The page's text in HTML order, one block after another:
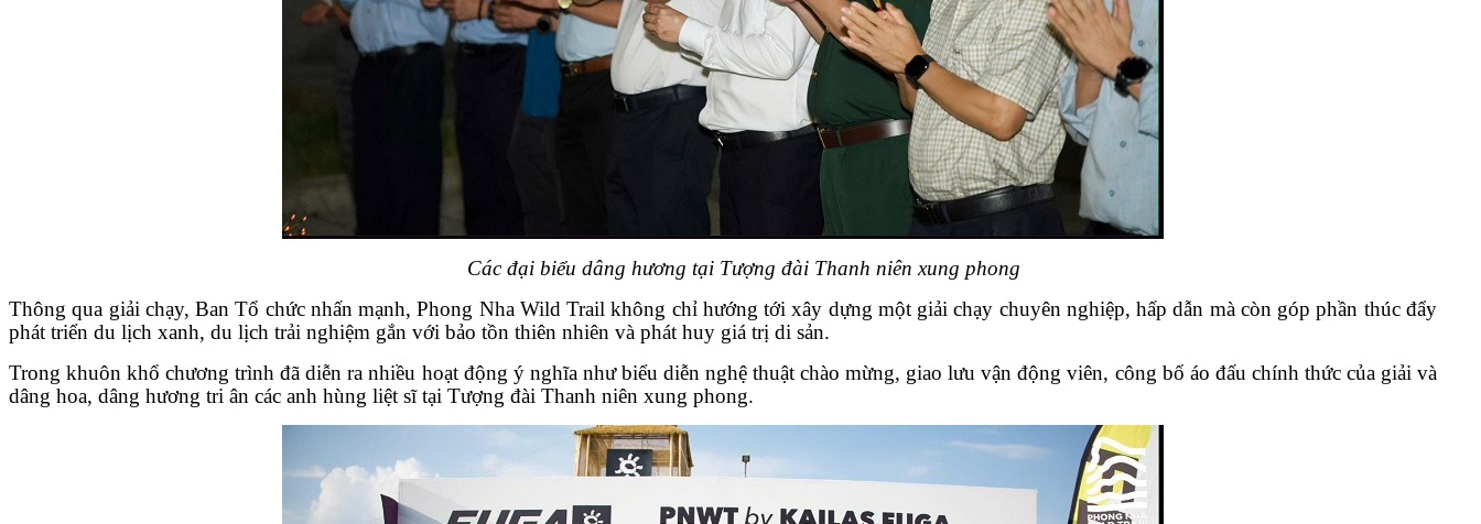
Các đại biểu dâng hương tại Tượng đài Thanh niên xung phong
Thông qua giải chạy, Ban Tổ chức nhấn mạnh, Phong Nha Wild Trail không chỉ hướng tới xây dựng một giải chạy chuyên nghiệp, hấp dẫn mà còn góp phần thúc đẩy
phát triển du lịch xanh, du lịch trải nghiệm gắn với bảo tồn thiên nhiên và phát huy giá trị di sản.
Trong khuôn khổ chương trình đã diễn ra nhiều hoạt động ý nghĩa như biểu diễn nghệ thuật chào mừng, giao lưu vận động viên, công bố áo đấu chính thức của giải và
dâng hoa, dâng hương tri ân các anh hùng liệt sĩ tại Tượng đài Thanh niên xung phong.